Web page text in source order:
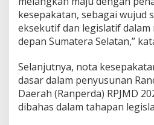
kesepakatan, sebagai wujud
eksekutif dan legislatif dalam
depan Sumatera Selatan,”
Selanjutnya, nota
dasar dalam penyusunan
Daerah (Ranperda) RPJMD
dibahas dalam tahapan